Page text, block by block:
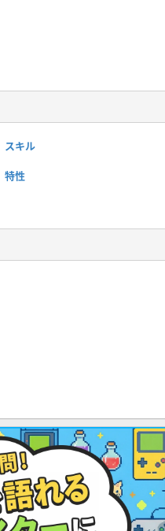
スキル
特性